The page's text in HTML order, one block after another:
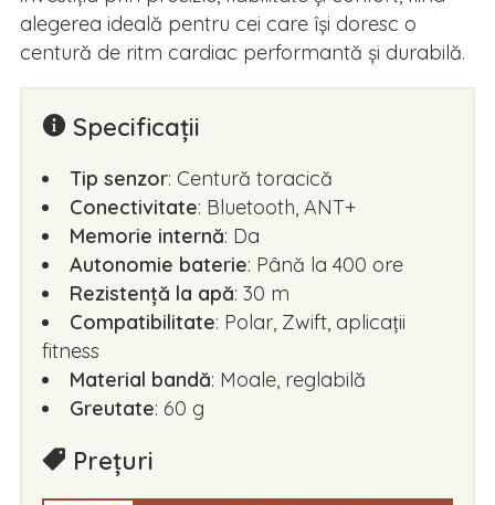
alegerea ideală pentru cei care își doresc o
centură de ritm cardiac performantă și durabilă.
Specificații
Tip senzor: Centură toracică
Conectivitate: Bluetooth, ANT+
Memorie internă: Da
Autonomie baterie: Până la 400 ore
Rezistență la apă: 30 m
Compatibilitate: Polar, Zwift, aplicații
fitness
Material bandă: Moale, reglabilă
Greutate: 60 g
Prețuri